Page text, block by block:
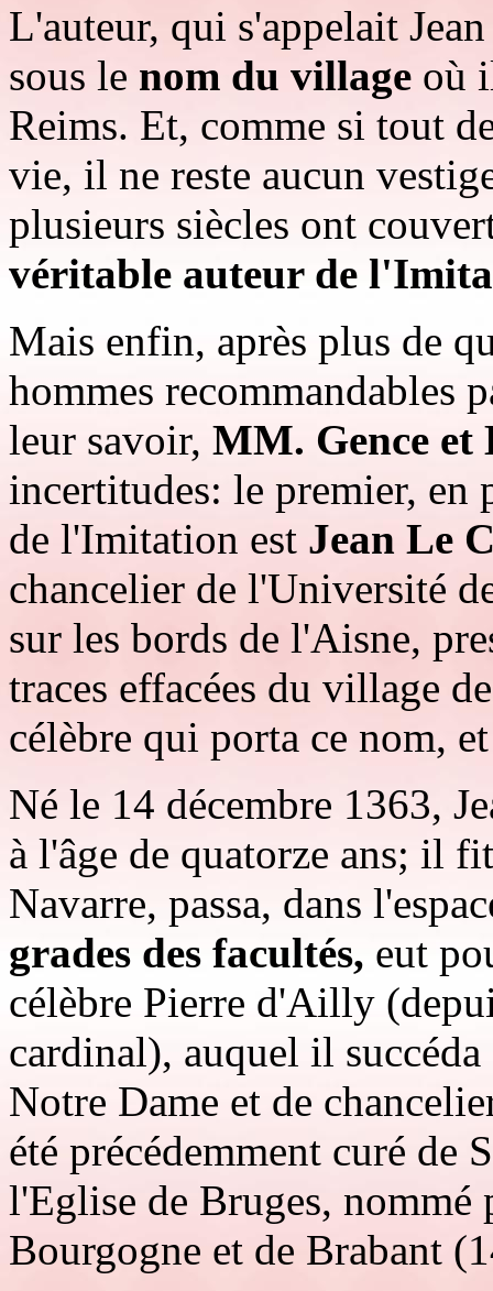
L'auteur, qui s'appelait
sous le nom du village où
Reims. Et, comme si tout
vie, il ne reste aucun
plusieurs siècles ont
véritable auteur de
Mais enfin, après plus de
hommes recommandables
leur savoir, MM. Gence et
incertitudes: le premier, en
de l'Imitation est Jean Le
chancelier de l'Université
sur les bords de l'Aisne,
traces effacées du village
célèbre qui porta ce nom,
Né le 14 décembre 1363,
à l'âge de quatorze ans; il
Navarre, passa, dans
grades des facultés, eut
célèbre Pierre d'Ailly
cardinal), auquel il succéda
Notre Dame et de
été précédemment curé de
l'Eglise de Bruges,
Bourgogne et de Brabant